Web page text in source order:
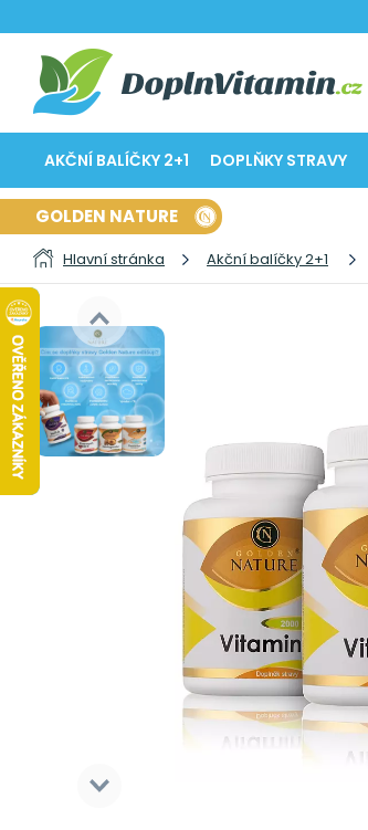
AKČNÍ BALÍČKY 2+1 DOPLŇKY STRAVY
GOLDEN NATURE
Hlavní stránka Akční balíčky 2+1